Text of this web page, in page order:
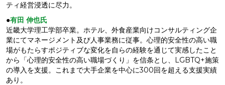
ティ経営浸透に尽力。
●有田 伸也氏
近畿大学理工学部卒業。ホテル、外食産業向けコンサルティング企
業にてマネージメント及び人事業務に従事。心理的安全性の高い職
場がもたらすポジティブな変化を自らの経験を通じて実感したこと
から「心理的安全性の高い職場づくり」を信条とし、LGBTQ+施策
の導入を支援。これまで大手企業を中心に300回を超える支援実績
あり。